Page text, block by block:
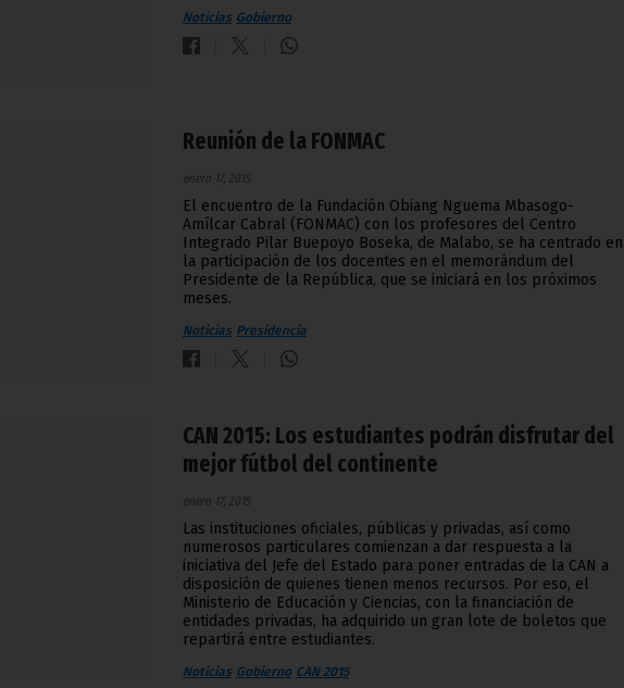
Noticias Gobierno
Reunión de la FONMAC
enero 17, 2015
El encuentro de la Fundación Obiang Nguema Mbasogo-
Amílcar Cabral (FONMAC) con los profesores del Centro
Integrado Pilar Buepoyo Boseka, de Malabo, se ha centrado en
la participación de los docentes en el memorándum del
Presidente de la República, que se iniciará en los próximos
meses.
Noticias Presidencia
CAN 2015: Los estudiantes podrán disfrutar del
mejor fútbol del continente
enero 17, 2015
Las instituciones oficiales, públicas y privadas, así como
numerosos particulares comienzan a dar respuesta a la
iniciativa del Jefe del Estado para poner entradas de la CAN a
disposición de quienes tienen menos recursos. Por eso, el
Ministerio de Educación y Ciencias, con la financiación de
entidades privadas, ha adquirido un gran lote de boletos que
repartirá entre estudiantes.
Noticias Gobierno CAN 2015